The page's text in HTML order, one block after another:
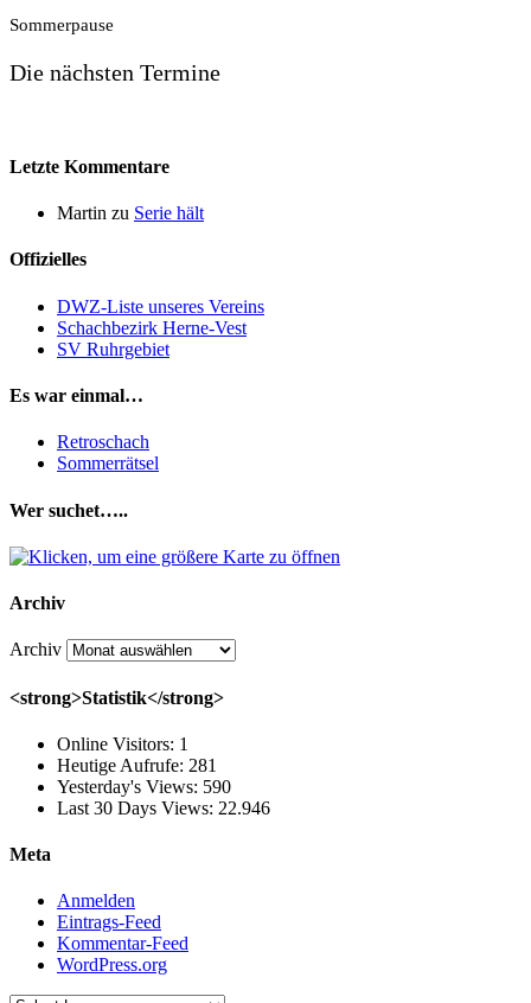
Sommerpause
Die nächsten Termine
Letzte Kommentare
Martin zu Serie hält
Offizielles
DWZ-Liste unseres Vereins
Schachbezirk Herne-Vest
SV Ruhrgebiet
Es war einmal…
Retroschach
Sommerrätsel
Wer suchet…..
Archiv
Archiv
<strong>Statistik</strong>
Online Visitors: 1
Heutige Aufrufe: 281
Yesterday's Views: 590
Last 30 Days Views: 22.946
Meta
Anmelden
Eintrags-Feed
Kommentar-Feed
WordPress.org